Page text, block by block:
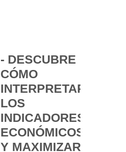
- DESCUBRE
CÓMO
INTERPRETAR
LOS
INDICADORES
ECONÓMICOS
Y MAXIMIZAR